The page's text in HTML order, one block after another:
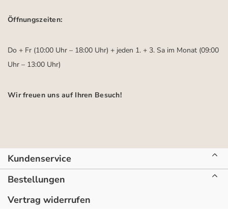
Öffnungszeiten:
Do + Fr (10:00 Uhr – 18:00 Uhr) + jeden 1. + 3. Sa im Monat (09:00
Uhr – 13:00 Uhr)
Wir freuen uns auf Ihren Besuch!
Kundenservice
Bestellungen
Vertrag widerrufen